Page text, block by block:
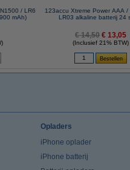
/ LR6
mAh)
123accu Xtreme Power AAA /
LR03 alkaline batterij 24
€ 14,50 € 13,05
(Inclusief 21% BTW)
Opladers
iPhone oplader
iPhone batterij